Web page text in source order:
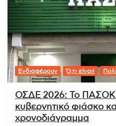
Ενδιαφέρουν Ό,τι είναι!
ΟΣΔΕ 2026: Το ΠΑΣΟΚ
κυβερνητικό φιάσκο
χρονοδιάγραμμα